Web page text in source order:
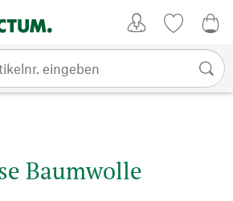
Baumwolle